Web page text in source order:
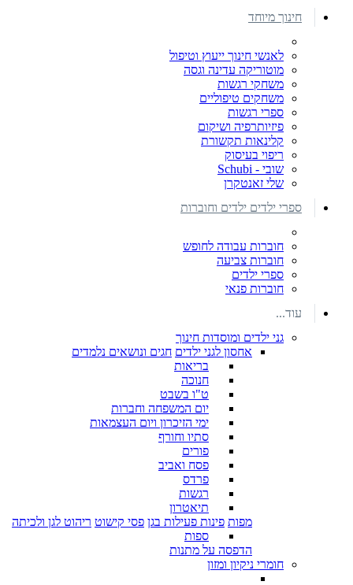
חינוך מיוחד
לאנשי חינוך ייעוץ וטיפול
מוטוריקה עדינה וגסה
משחקי רגשות
משחקים טיפוליים
ספרי רגשות
פיזיותרפיה ושיקום
קלינאות תקשורת
ריפוי בעיסוק
שובי - Schubi
שלי זאנטקרן
ספרי ילדים ילדים וחוברות
חוברות עבודה לחופש
חוברות צביעה
ספרי ילדים
חוברות פנאי
עוד...
גני ילדים ומוסדות חינוך
אחסון לגני ילדים חגים ונושאים נלמדים
בריאות
חנוכה
ט"ו בשבט
יום המשפחה וחברות
ימי הזיכרון ויום העצמאות
סתיו וחורף
פורים
פסח ואביב
פרדס
רגשות
תיאטרון
מפות פינות פעילות בגן פסי קישוט ריהוט לגן ולכיתה
ספות
הדפסה על מתנות
חומרי ניקיון ומזון